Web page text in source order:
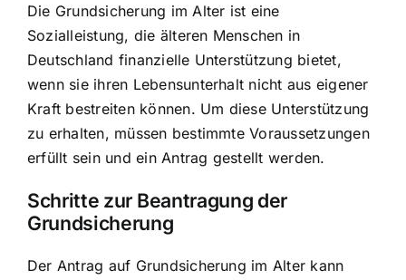
Die Grundsicherung im Alter ist eine
Sozialleistung, die älteren Menschen in
Deutschland finanzielle Unterstützung bietet,
wenn sie ihren Lebensunterhalt nicht aus eigener
Kraft bestreiten können. Um diese Unterstützung
zu erhalten, müssen bestimmte Voraussetzungen
erfüllt sein und ein Antrag gestellt werden.
Schritte zur Beantragung der
Grundsicherung
Der Antrag auf Grundsicherung im Alter kann